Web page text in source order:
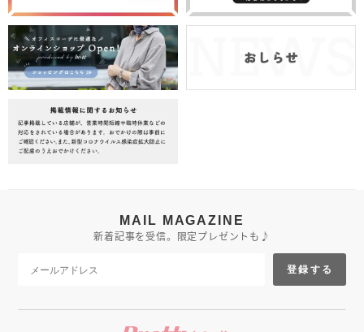
MAIL MAGAZINE
新着記事を受信。限定プレゼントも♪
登録する